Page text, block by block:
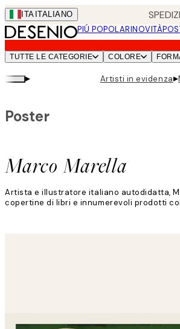
Skip
to
main
content.
ITA ITALIANO
PIÚ POPOLARINOVITÀ
TUTTE LE CATEGORIE COLORE
▸ Artisti in evidenza▸
Marco Marella
Poster
Artista e illustratore italiano autodidatta,
copertine di libri e innumerevoli prodotti